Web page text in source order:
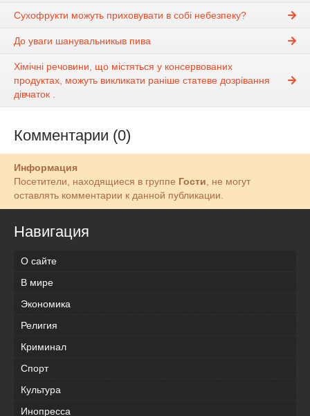
Сухофрукти можуть приховувати в собі небезпеку?
До уваги шанувальникыв пива
Хімічні речовини, що містяться у консервованих
продуктах, можуть викликати раніше статеве дозрівання
дівчаток .
Комментарии (0)
Информация
Посетители, находящиеся в группе Гости, не могут
оставлять комментарии к данной публикации.
Навигация
О сайте
В мире
Экономика
Религия
Криминал
Спорт
Культура
Инопресса